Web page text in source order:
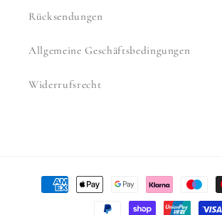
Rücksendungen
Allgemeine Geschäftsbedingungen
Widerrufsrecht
Zahlungsmethoden